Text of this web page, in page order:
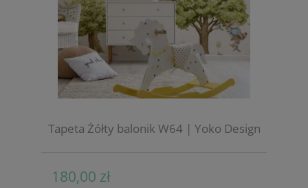
Tapeta Żółty balonik W64 | Yoko Design
180,00 zł